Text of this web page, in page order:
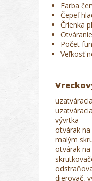
Farba
Čepeľ
Črienka
Počet
Veľkosť
vývrtka
otvárak
malým
otvárak
dierovač,